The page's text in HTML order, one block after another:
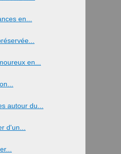
en...
en...
autour du...
d'un...